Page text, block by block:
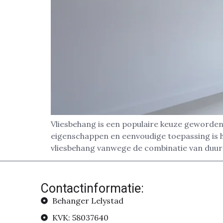
Vliesbehang is een populaire keuze
eigenschappen en eenvoudige toepassing
vliesbehang vanwege de combinatie van
Contactinformatie:
Behanger Lelystad
KVK: 58037640